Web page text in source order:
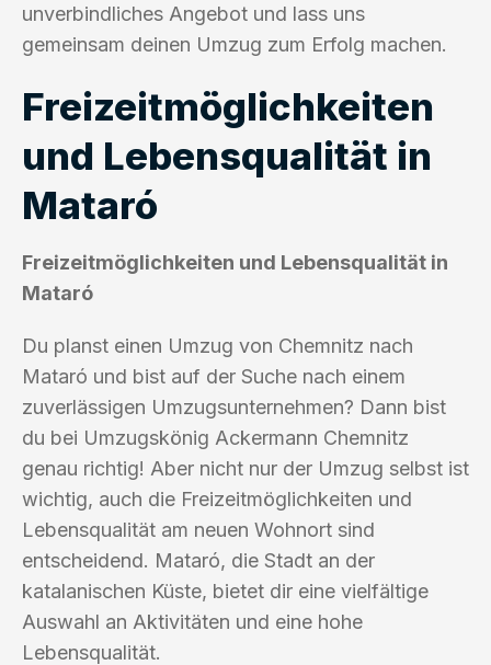
unverbindliches Angebot und lass uns
gemeinsam deinen Umzug zum Erfolg machen.
Freizeitmöglichkeiten
und Lebensqualität in
Mataró
Freizeitmöglichkeiten und Lebensqualität in
Mataró
Du planst einen Umzug von Chemnitz nach
Mataró und bist auf der Suche nach einem
zuverlässigen Umzugsunternehmen? Dann bist
du bei Umzugskönig Ackermann Chemnitz
genau richtig! Aber nicht nur der Umzug selbst ist
wichtig, auch die Freizeitmöglichkeiten und
Lebensqualität am neuen Wohnort sind
entscheidend. Mataró, die Stadt an der
katalanischen Küste, bietet dir eine vielfältige
Auswahl an Aktivitäten und eine hohe
Lebensqualität.